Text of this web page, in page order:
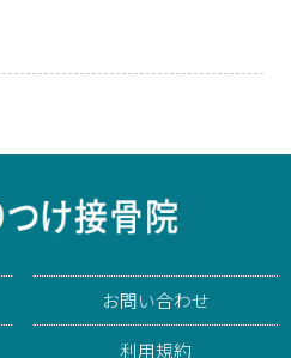
お問い合わせ
利用規約